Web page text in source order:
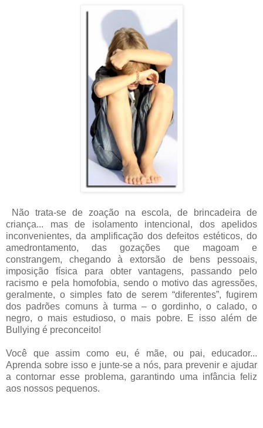
Não trata-se de zoação na escola, de brincadeira de
criança... mas de isolamento intencional, dos apelidos
inconvenientes, da amplificação dos defeitos estéticos, do
amedrontamento, das gozações que magoam e
constrangem, chegando à extorsão de bens pessoais,
imposição física para obter vantagens, passando pelo
racismo e pela homofobia, sendo o motivo das agressões,
geralmente, o simples fato de serem “diferentes”, fugirem
dos padrões comuns à turma – o gordinho, o calado, o
negro, o mais estudioso, o mais pobre. E isso além de
Bullying é preconceito!
Você que assim como eu, é mãe, ou pai, educador...
Aprenda sobre isso e junte-se a nós, para prevenir e ajudar
a contornar esse problema, garantindo uma infância feliz
aos nossos pequenos.